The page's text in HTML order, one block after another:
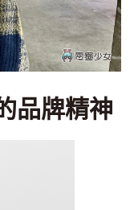
品牌精神